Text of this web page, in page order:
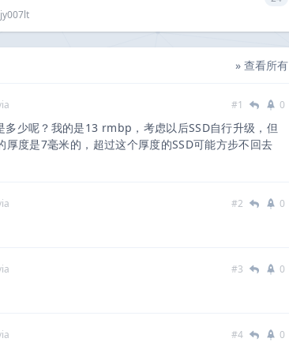
» 查看所有
#1 0
少呢？我的是13 rmbp，考虑以后SSD自行升级，但
度是7毫米的，超过这个厚度的SSD可能方步不回去
#2 0
#3 0
#4 0